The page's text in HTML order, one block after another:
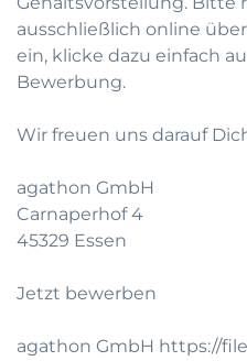
ausschließlich online
ein, klicke dazu einfach
Bewerbung.
Wir freuen uns darauf
agathon GmbH
Carnaperhof 4
45329 Essen
Jetzt bewerben
agathon GmbH https://